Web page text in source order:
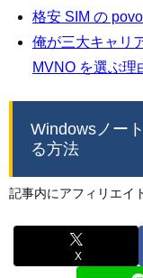
格安 SIM の
俺が三大キャリ
MVNO を選ぶ理
Windowsノー
る方法
記事内にアフィリエイ
X